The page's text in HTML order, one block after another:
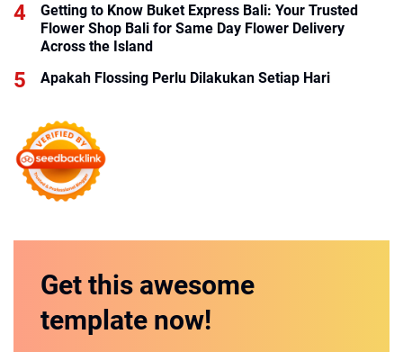
Getting to Know Buket Express Bali: Your Trusted
Flower Shop Bali for Same Day Flower Delivery
Across the Island
Apakah Flossing Perlu Dilakukan Setiap Hari
Get this awesome
template now!